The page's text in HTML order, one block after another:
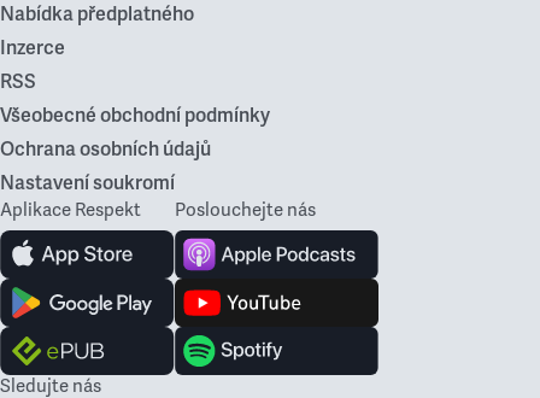
Nabídka předplatného
Inzerce
RSS
Všeobecné obchodní podmínky
Ochrana osobních údajů
Nastavení soukromí
Aplikace Respekt Poslouchejte nás
Sledujte nás